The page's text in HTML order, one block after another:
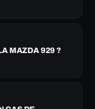
MAZDA 929 ?